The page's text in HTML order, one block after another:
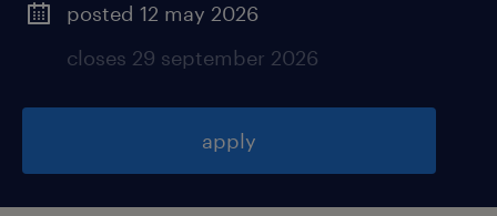
posted 12 may 2026
closes 29 september 2026
apply